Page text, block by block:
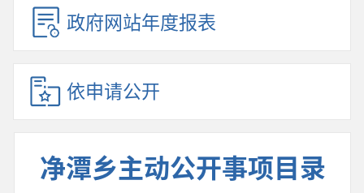
政府网站年度报表
依申请公开
净潭乡主动公开事项目录